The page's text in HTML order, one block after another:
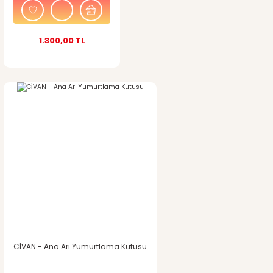
1.300,00 TL
CİVAN - Ana Arı Yumurtlama Kutusu